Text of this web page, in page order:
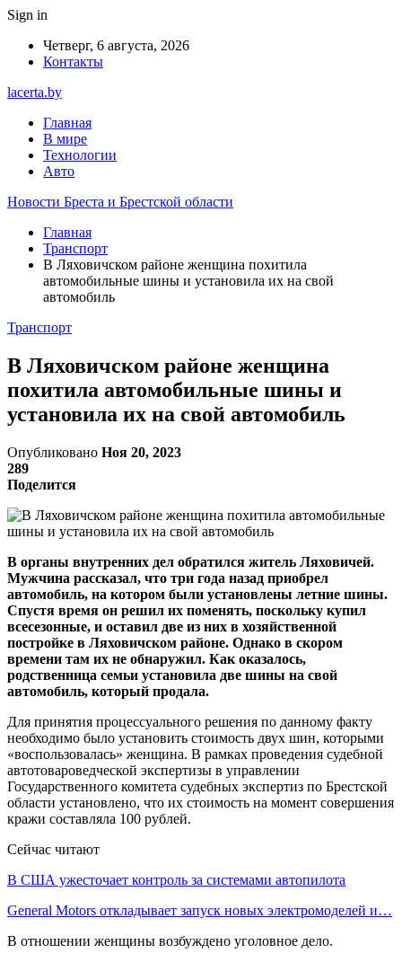
Sign in
Четверг, 6 августа, 2026
Контакты
lacerta.by
Главная
В мире
Технологии
Авто
Новости Бреста и Брестской области
Главная
Транспорт
В Ляховичском районе женщина похитила
автомобильные шины и установила их на свой
автомобиль
Транспорт
В Ляховичском районе женщина
похитила автомобильные шины и
установила их на свой автомобиль
Опубликовано Ноя 20, 2023
289
Поделится
В органы внутренних дел обратился житель Ляховичей.
Мужчина рассказал, что три года назад приобрел
автомобиль, на котором были установлены летние шины.
Спустя время он решил их поменять, поскольку купил
всесезонные, и оставил две из них в хозяйственной
постройке в Ляховичском районе. Однако в скором
времени там их не обнаружил. Как оказалось,
родственница семьи установила две шины на свой
автомобиль, который продала.
Для принятия процессуального решения по данному факту
необходимо было установить стоимость двух шин, которыми
«воспользовалась» женщина. В рамках проведения судебной
автотовароведческой экспертизы в управлении
Государственного комитета судебных экспертиз по Брестской
области установлено, что их стоимость на момент совершения
кражи составляла 100 рублей.
Сейчас читают
В США ужесточает контроль за системами автопилота
General Motors откладывает запуск новых электромоделей и…
В отношении женщины возбуждено уголовное дело.